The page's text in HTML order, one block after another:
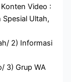
Video :
Ultah,
2) Informasi
3) Grup WA